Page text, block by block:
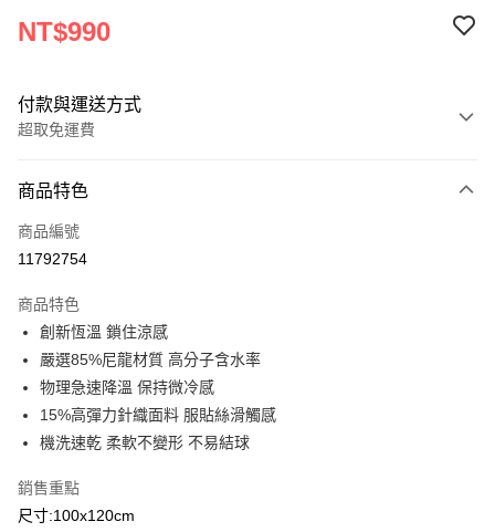
NT$990
付款與運送方式
超取免運費
信用卡一次付款
超商取貨付款
Apple Pay
悠遊付
Google Pay
AFTEE先享後付
相關說明
AFTEE先享後付是「在收到商品之後才付款」的支付方式。 讓您購物簡單
ATM付款
商品特色
商品編號
11792754
商品特色
創新恆溫 鎖住涼感
嚴選85%尼龍材質 高分子含水率
物理急速降溫 保持微冷感
15%高彈力針織面料 服貼絲滑觸感
機洗速乾 柔軟不變形 不易結球
銷售重點
尺寸:100x120cm